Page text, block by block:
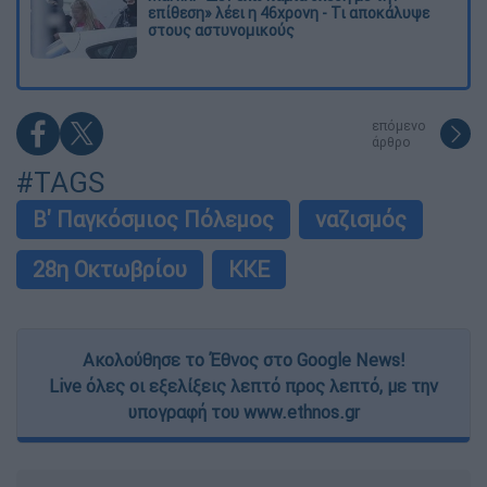
επίθεση» λέει η 46χρονη - Τι αποκάλυψε
στους αστυνομικούς
επόμενο
άρθρο
#TAGS
Β' Παγκόσμιος Πόλεμος
ναζισμός
28η Οκτωβρίου
ΚΚΕ
Ακολούθησε το Έθνος στο Google News!
Live όλες οι εξελίξεις λεπτό προς λεπτό, με την
υπογραφή του www.ethnos.gr